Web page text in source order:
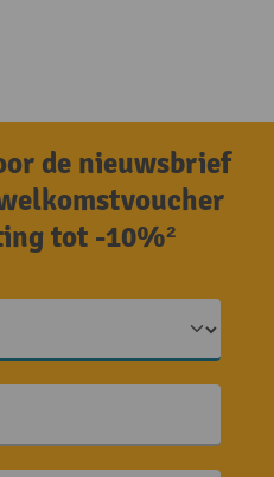
de nieuwsbrief
tot -10%²